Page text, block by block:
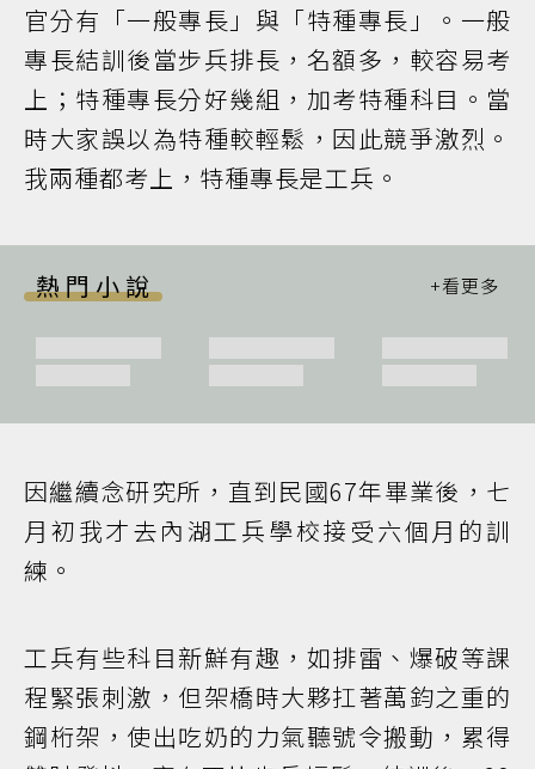
官分有「一般專長」與「特種專長」。一般
專長結訓後當步兵排長，名額多，較容易考
上；特種專長分好幾組，加考特種科目。當
時大家誤以為特種較輕鬆，因此競爭激烈。
我兩種都考上，特種專長是工兵。
熱門小說
因繼續念研究所，直到民國67年畢業後，七
月初我才去內湖工兵學校接受六個月的訓
練。
工兵有些科目新鮮有趣，如排雷、爆破等課
程緊張刺激，但架橋時大夥扛著萬鈞之重的
鋼桁架，使出吃奶的力氣聽號令搬動，累得